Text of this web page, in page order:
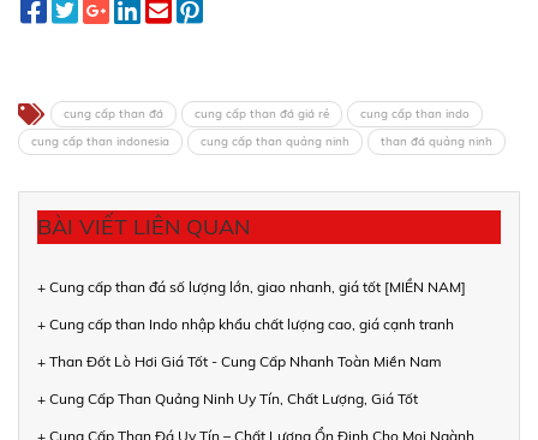
cung cấp than đá cung cấp than đá giá rẻ
cung cấp than indo
cung cấp than indonesia
cung cấp than quảng ninh than đá quảng ninh
BÀI VIẾT LIÊN QUAN
+ Cung cấp than đá số lượng lớn, giao nhanh, giá tốt [MIỀN NAM]
+ Cung cấp than Indo nhập khẩu chất lượng cao, giá cạnh tranh
+ Than Đốt Lò Hơi Giá Tốt - Cung Cấp Nhanh Toàn Miền Nam
+ Cung Cấp Than Quảng Ninh Uy Tín, Chất Lượng, Giá Tốt
+ Cung Cấp Than Đá Uy Tín – Chất Lượng Ổn Định Cho Mọi Ngành